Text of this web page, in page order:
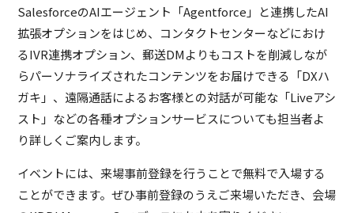
SalesforceのAIエージェント「Agentforce」と連携したAI
拡張オプションをはじめ、コンタクトセンターなどにおけ
るIVR連携オプション、郵送DMよりもコストを削減しなが
らパーソナライズされたコンテンツをお届けできる「DXハ
ガキ」、遠隔通話によるお客様との対話が可能な「Liveアシ
スト」などの各種オプションサービスについても担当者よ
り詳しくご案内します。
イベントには、来場事前登録を行うことで無料で入場する
ことができます。ぜひ事前登録のうえご来場いただき、会場